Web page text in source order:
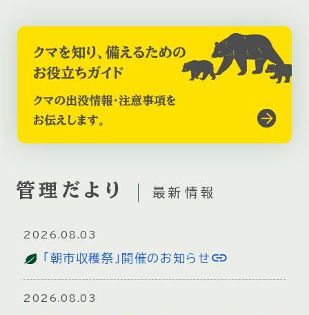
管理だより 最新情報
2026.08.03
「朝市収穫祭」開催のお知らせ link
2026.08.03